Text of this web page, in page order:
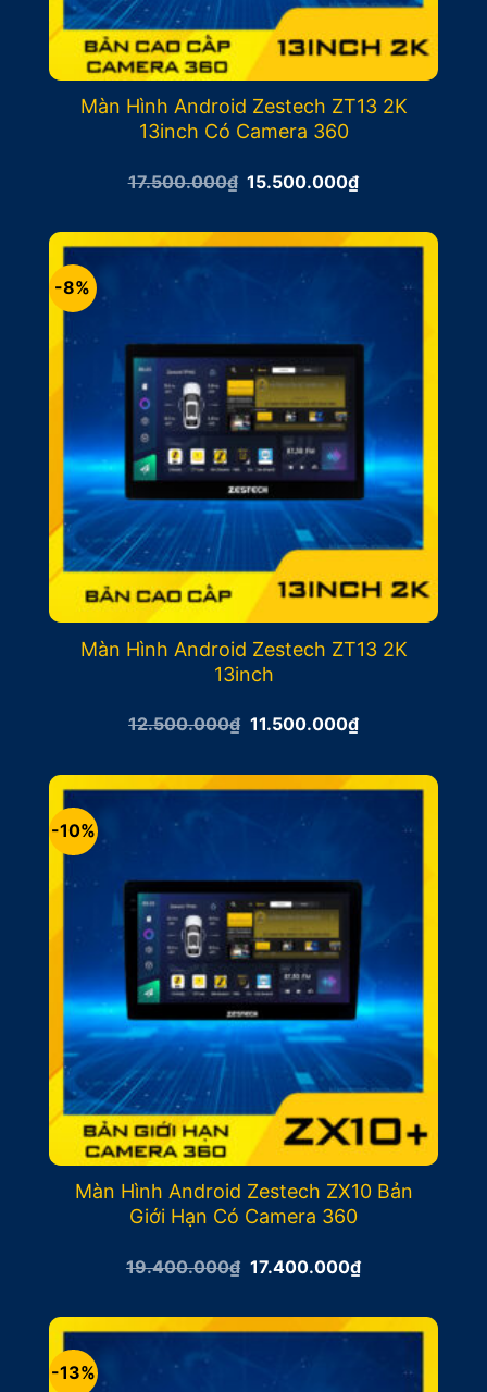
Màn Hình Android Zestech ZT13 2K
13inch Có Camera 360
17.500.000₫ Giá
17.500.000₫.
15.500.000₫Giá
là:
15.500.000₫.
-8%
Màn Hình Android Zestech ZT13 2K
13inch
12.500.000₫ Giá
12.500.000₫.
11.500.000₫Giá
hiện
là:
11.500.000₫.
-10%
Màn Hình Android Zestech ZX10 Bản
Giới Hạn Có Camera 360
19.400.000₫ Giá
19.400.000₫.
17.400.000₫Giá
hiện
là:
17.400.000₫.
-13%